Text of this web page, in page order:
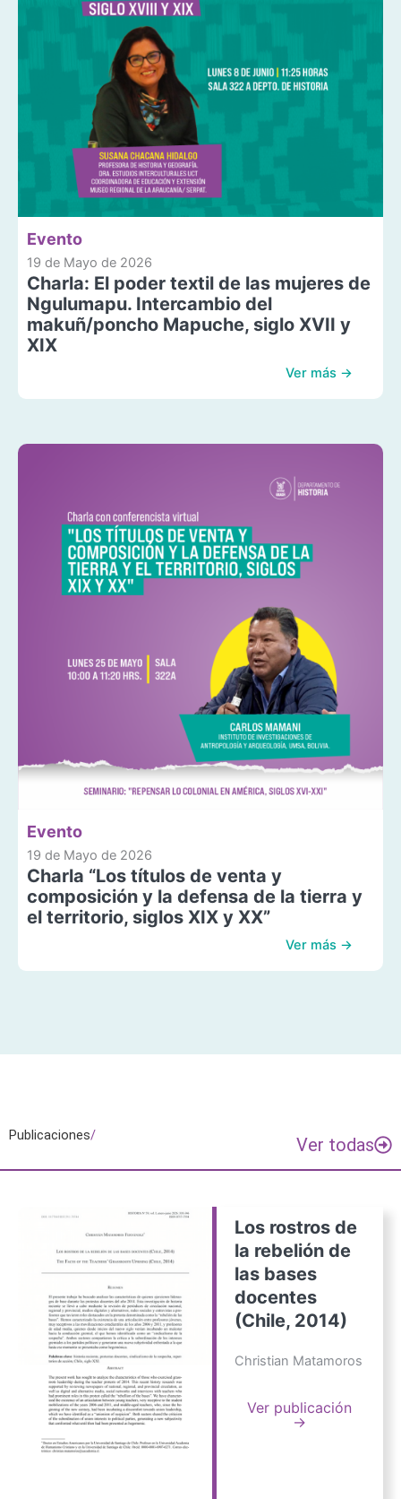
Evento
19 de Mayo de 2026
Charla: El poder textil de las mujeres de
Ngulumapu. Intercambio del
makuñ/poncho Mapuche, siglo XVII y
XIX
Ver más →
Evento
19 de Mayo de 2026
Charla “Los títulos de venta y
composición y la defensa de la tierra y
el territorio, siglos XIX y XX”
Ver más →
Publicaciones/ Ver todas
Los rostros de
la rebelión de
las bases
docentes
(Chile, 2014)
Christian Matamoros
Ver publicación
→